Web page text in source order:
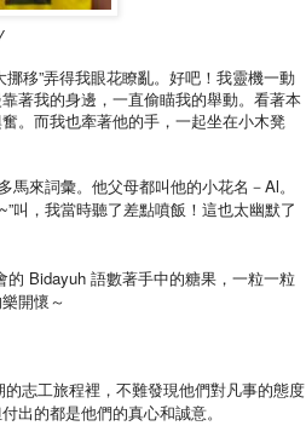
移”弄得我眼花瞭亂。好吧！我靈機一動
著我的身邊，一直偷瞄我的舉動。看著本
。而我也牽著他的手，一起坐在小木凳
馬來詞彙。他父母都叫他的小花名－Al。
叫，我當時聽了差點噴飯！這也太幽默了
的 Bidayuh 語數著手中的糖果，一粒一粒
開懷～
志工旅程裡，不難發現他們對凡事的態度
出的都是他們的真心和誠意。